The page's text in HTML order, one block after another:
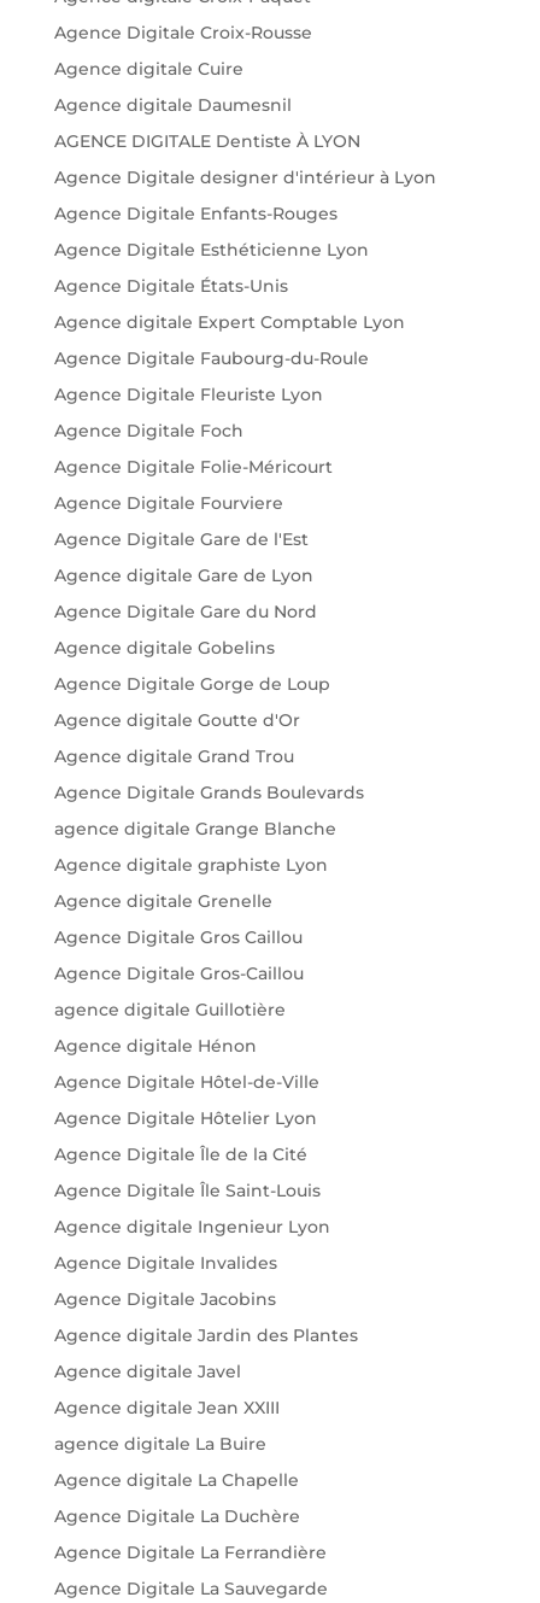
Agence Digitale Croix-Rousse
Agence digitale Cuire
Agence digitale Daumesnil
AGENCE DIGITALE Dentiste À LYON
Agence Digitale designer d'intérieur à Lyon
Agence Digitale Enfants-Rouges
Agence Digitale Esthéticienne Lyon
Agence Digitale États-Unis
Agence digitale Expert Comptable Lyon
Agence Digitale Faubourg-du-Roule
Agence Digitale Fleuriste Lyon
Agence Digitale Foch
Agence Digitale Folie-Méricourt
Agence Digitale Fourviere
Agence Digitale Gare de l'Est
Agence digitale Gare de Lyon
Agence Digitale Gare du Nord
Agence digitale Gobelins
Agence Digitale Gorge de Loup
Agence digitale Goutte d'Or
Agence digitale Grand Trou
Agence Digitale Grands Boulevards
agence digitale Grange Blanche
Agence digitale graphiste Lyon
Agence digitale Grenelle
Agence Digitale Gros Caillou
Agence Digitale Gros-Caillou
agence digitale Guillotière
Agence digitale Hénon
Agence Digitale Hôtel-de-Ville
Agence Digitale Hôtelier Lyon
Agence Digitale Île de la Cité
Agence Digitale Île Saint-Louis
Agence digitale Ingenieur Lyon
Agence Digitale Invalides
Agence Digitale Jacobins
Agence digitale Jardin des Plantes
Agence digitale Javel
Agence digitale Jean XXIII
agence digitale La Buire
Agence digitale La Chapelle
Agence Digitale La Duchère
Agence Digitale La Ferrandière
Agence Digitale La Sauvegarde